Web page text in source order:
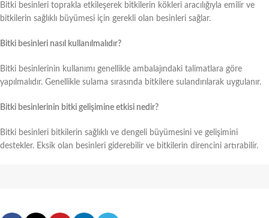
Bitki besinleri toprakla etkileşerek bitkilerin kökleri aracılığıyla emilir ve
bitkilerin sağlıklı büyümesi için gerekli olan besinleri sağlar.
Bitki besinleri nasıl kullanılmalıdır?
Bitki besinlerinin kullanımı genellikle ambalajındaki talimatlara göre
yapılmalıdır. Genellikle sulama sırasında bitkilere sulandırılarak uygulanır.
Bitki besinlerinin bitki gelişimine etkisi nedir?
Bitki besinleri bitkilerin sağlıklı ve dengeli büyümesini ve gelişimini
destekler. Eksik olan besinleri giderebilir ve bitkilerin direncini artırabilir.